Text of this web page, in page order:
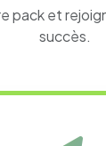
pack et
succès.